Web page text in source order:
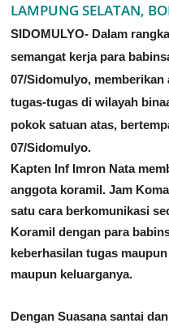
LAMPUNG SELATAN,
SIDOMULYO- Dalam
semangat kerja para
07/Sidomulyo,
tugas-tugas di wilayah
pokok satuan atas,
07/Sidomulyo.
Kapten Inf Imron Nata
anggota koramil. Jam
satu cara berkomunikasi
Koramil dengan para
keberhasilan tugas
maupun keluarganya.
Dengan Suasana santai